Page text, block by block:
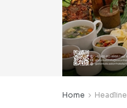
Home Headline